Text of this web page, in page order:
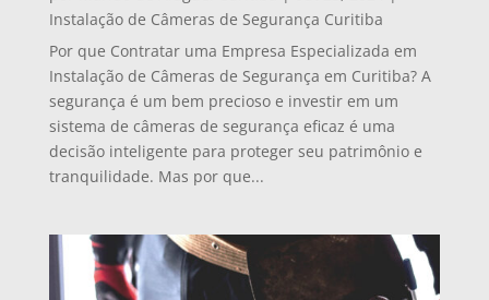
Instalação de Câmeras de Segurança Curitiba
Por que Contratar uma Empresa Especializada em
Instalação de Câmeras de Segurança em Curitiba? A
segurança é um bem precioso e investir em um
sistema de câmeras de segurança eficaz é uma
decisão inteligente para proteger seu patrimônio e
tranquilidade. Mas por que...